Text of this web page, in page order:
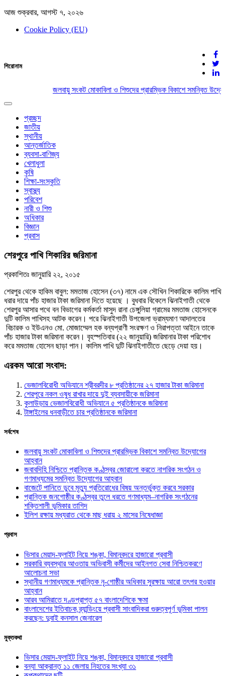
আজ শুক্রবার, আগস্ট ৭, ২০২৬
Cookie Policy (EU)
দেশের খবর
যুক্ত থাকুন দেশের সঙ্গে
শিরোনাম
জলবায়ু সংকট মোকাবিলা ও শিশুদের প্রারম্ভিক বিকাশে সমন্বিত
Toggle
navigation
প্রচ্ছদ
জাতীয়
স্থানীয়
আন্তর্জাতিক
ব্যবসা-বাণিজ্য
খেলাধুলা
কৃষি
শিক্ষা-সংস্কৃতি
স্বাস্থ্য
পরিবেশ
নারী ও শিশু
অধিকার
বিজ্ঞান
প্রবাস
শেরপুরে পাখি শিকারির জরিমানা
প্রকাশিতঃ জানুয়ারি ২২, ২০১৫
শেরপুর থেকে হাকিম বাবুল: মমতাজ হোসেন (৩৭) নামে এক সৌখিন শিকারিকে কালিম পাখি
ধরার দায়ে পাঁচ হাজার টাকা জরিমানা দিতে হয়েছে । বুধবার বিকেলে ঝিনাইগাতী থেকে
শেরপুর আসার পথে বন বিভাগের কর্মকর্তা মাসুদ রানা চেঙ্গুলিয়া গ্রামের মমতাজ হোসেনকে
দুটি কালিম পাখিসহ আটক করেন। পরে ঝিনাইগাতী উপজেলা ভ্রাম্যমাণ আদালতের
বিচারক ও ইউএনও মো. মোজাম্মেল হক বন্যপ্রাণী সংরক্ষণ ও নিরাপত্তা আইনে তাকে
পাঁচ হাজার টাকা জরিমানা করেন। বৃহস্পতিবার (২২ জানুয়ারি) জরিমানার টাকা পরিশোধ
করে মমতাজ হোসেন ছাড়া পান। কালিম পাখি দুটি ঝিনাইগাতীতে ছেড়ে দেয়া হয়।
এরকম আরো সংবাদ:
ভেজালবিরোধী অভিযানে শ্রীবরদীর ৮ প্রতিষ্ঠানের ২৭ হাজার টাকা জরিমানা
শেরপুরে নকল ওষুধ রাখার দায়ে দুই ব্যবসায়ীকে জরিমানা
কুলাউড়ায় ভেজালবিরোধী অভিযানে ৫ প্রতিষ্ঠানকে জরিমানা
টাঙ্গাইলের ধনবাড়ীতে চার প্রতিষ্ঠানকে জরিমানা
সর্বশেষ
জলবায়ু সংকট মোকাবিলা ও শিশুদের প্রারম্ভিক বিকাশে সমন্বিত উদ্যোগের
আহ্বান
জবাবদিহি নিশ্চিতে প্রান্তিক কণ্ঠস্বর জোরালো করতে নাগরিক সংগঠন ও
গণমাধ্যমের সমন্বিত উদ্যোগের আহ্বান
বাজেটে পানিতে ডুবে মৃত্যু প্রতিরোধের বিষয় অন্তর্ভুক্ত করবে সরকার
প্রান্তিক জনগোষ্ঠীর কণ্ঠস্বর তুলে ধরতে গণমাধ্যম–নাগরিক সংগঠনের
শক্তিশালী ভূমিকার তাগিদ
ইলিশ রক্ষায় মধ্যরাত থেকে মাছ ধরায় ২ মাসের নিষেধাজ্ঞা
প্রবাস
ভিসার মেয়াদ-ফ্লাইট নিয়ে শঙ্কা, বিমানবন্দরে হাজারো প্রবাসী
সরকারি ব্যবস্থার আওতায় অভিবাসী কর্মীদের আইনগত সেবা নিশ্চিতকরণে
আলোচনা সভা
স্থানীয় গণমাধ্যমকে প্রান্তিক নৃ-গোষ্ঠীর অধিকার সুরক্ষায় আরো তৎপর হওয়ার
আহ্বান
আরব আমিরাতে দণ্ডপ্রাপ্ত ৫৭ বাংলাদেশিকে ক্ষমা
বাংলাদেশের ইতিবাচক ব্র্যান্ডিংয়ে প্রবাসী সাংবাদিকরা গুরুত্বপূর্ণ ভূমিকা পালন
করছেন: দুবাই কনসাল জেনারেল
মুক্তকথা
ভিসার মেয়াদ-ফ্লাইট নিয়ে শঙ্কা, বিমানবন্দরে হাজারো প্রবাসী
বন্যা আক্রান্ত ১১ জেলায় নিহতের সংখ্যা ৩১